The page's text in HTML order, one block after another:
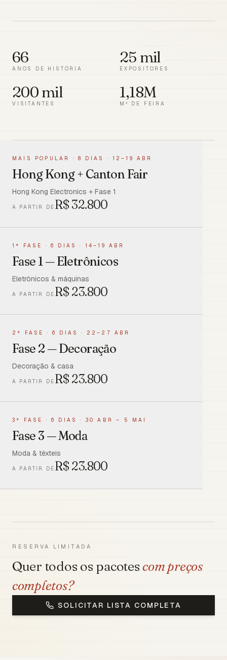
66
ANOS DE HISTÓRIA
25 mil
EXPOSITORES
200 mil
VISITANTES
1,18M
M² DE FEIRA
MAIS POPULAR · 8 DIAS · 12–19 ABR
Hong Kong + Canton Fair
Hong Kong Electronics + Fase 1
A PARTIR DE R$ 32.800
1ª FASE · 6 DIAS · 14–19 ABR
Fase 1 — Eletrônicos
Eletrônicos & máquinas
A PARTIR DE R$ 23.800
2ª FASE · 6 DIAS · 22–27 ABR
Fase 2 — Decoração
Decoração & casa
A PARTIR DE R$ 23.800
3ª FASE · 6 DIAS · 30 ABR – 5 MAI
Fase 3 — Moda
Moda & têxteis
A PARTIR DE R$ 23.800
RESERVA LIMITADA
Quer todos os pacotescom preços
completos?
SOLICITAR LISTA COMPLETA